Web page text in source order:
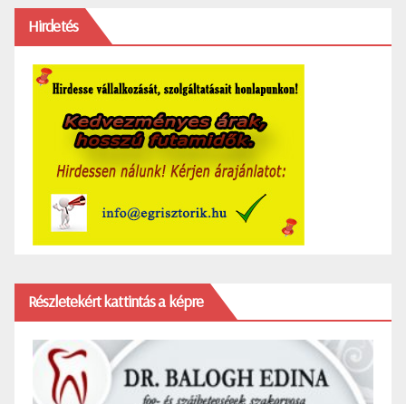
Hirdetés
Részletekért kattintás a képre